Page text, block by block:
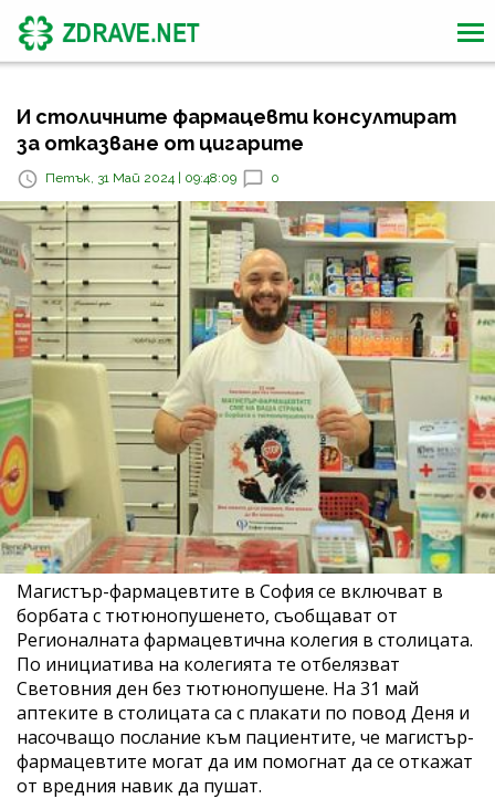
И столичните фармацевти консултират
за отказване от цигарите
Петък, 31 Май 2024 | 09:48:09 0
Магистър-фармацевтите в София се включват в
борбата с тютюнопушенето, съобщават от
Регионалната фармацевтична колегия в столицата.
По инициатива на колегията те отбелязват
Световния ден без тютюнопушене. На 31 май
аптеките в столицата са с плакати по повод Деня и
насочващо послание към пациентите, че магистър-
фармацевтите могат да им помогнат да се откажат
от вредния навик да пушат.